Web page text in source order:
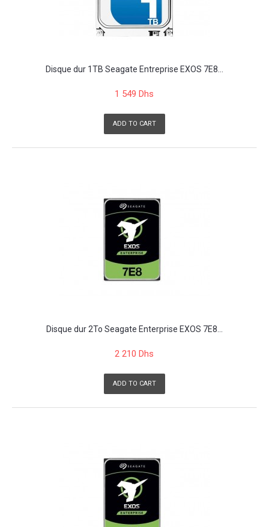
Disque dur 1TB Seagate Entreprise EXOS 7E8...
1 549 Dhs
ADD TO CART
Disque dur 2To Seagate Enterprise EXOS 7E8...
2 210 Dhs
ADD TO CART